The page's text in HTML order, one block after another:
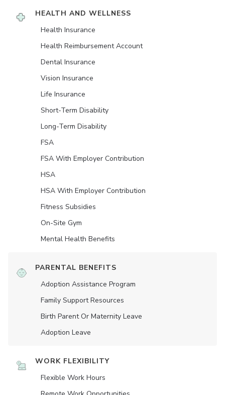
HEALTH AND WELLNESS
Health Insurance
Health Reimbursement Account
Dental Insurance
Vision Insurance
Life Insurance
Short-Term Disability
Long-Term Disability
FSA
FSA With Employer Contribution
HSA
HSA With Employer Contribution
Fitness Subsidies
On-Site Gym
Mental Health Benefits
PARENTAL BENEFITS
Adoption Assistance Program
Family Support Resources
Birth Parent Or Maternity Leave
Adoption Leave
WORK FLEXIBILITY
Flexible Work Hours